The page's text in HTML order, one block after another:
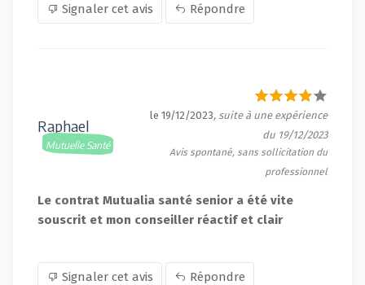
Signaler cet avis Répondre
Raphael
Mutuelle Santé
le 19/12/2023, suite à une expérience
du 19/12/2023
Avis spontané, sans sollicitation du
professionnel
Le contrat Mutualia santé senior a été vite
souscrit et mon conseiller réactif et clair
Signaler cet avis Répondre